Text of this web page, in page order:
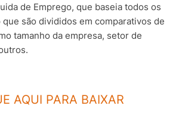
de Emprego, que baseia todos os
são divididos em comparativos de
tamanho da empresa, setor de
AQUI PARA BAIXAR